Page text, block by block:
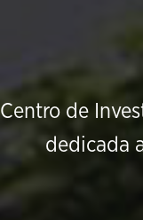
Centro de
dedicada